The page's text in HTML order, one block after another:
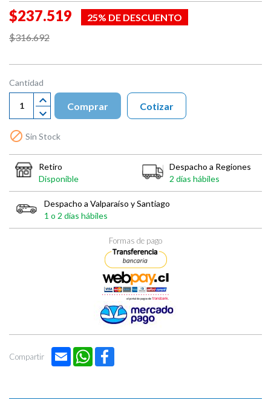
$237.519
25% DE DESCUENTO
$316.692
Cantidad
Comprar
 Sin Stock
Cotizar
Retiro
Disponible
Despacho a Regiones
2 días hábiles
Despacho a Valparaíso y Santiago
1 o 2 días hábiles
Formas de pago
Compartir Email WhatsApp